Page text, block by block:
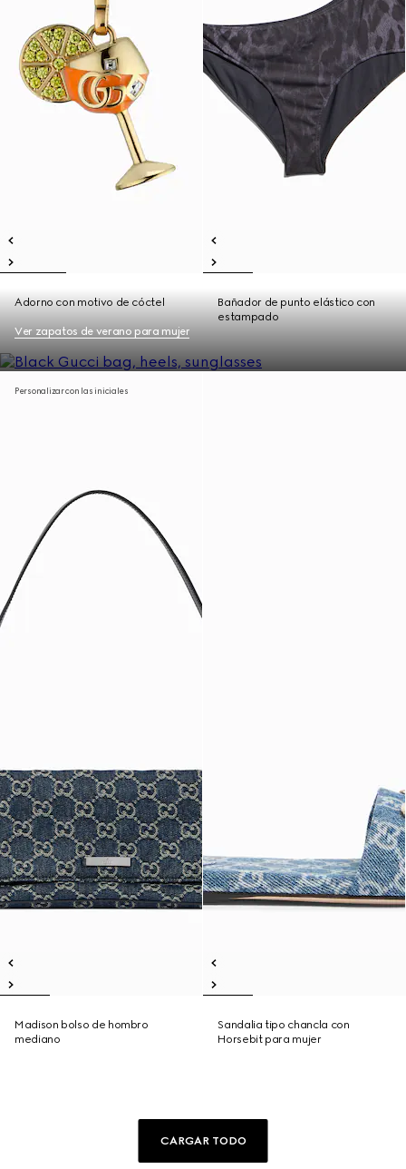
Adorno con motivo de cóctel
Bañador de punto elástico con
estampado
Ver zapatos de verano para mujer
Personalizar con las iniciales
Madison bolso de hombro
mediano
Sandalia tipo chancla con
Horsebit para mujer
CARGAR TODO